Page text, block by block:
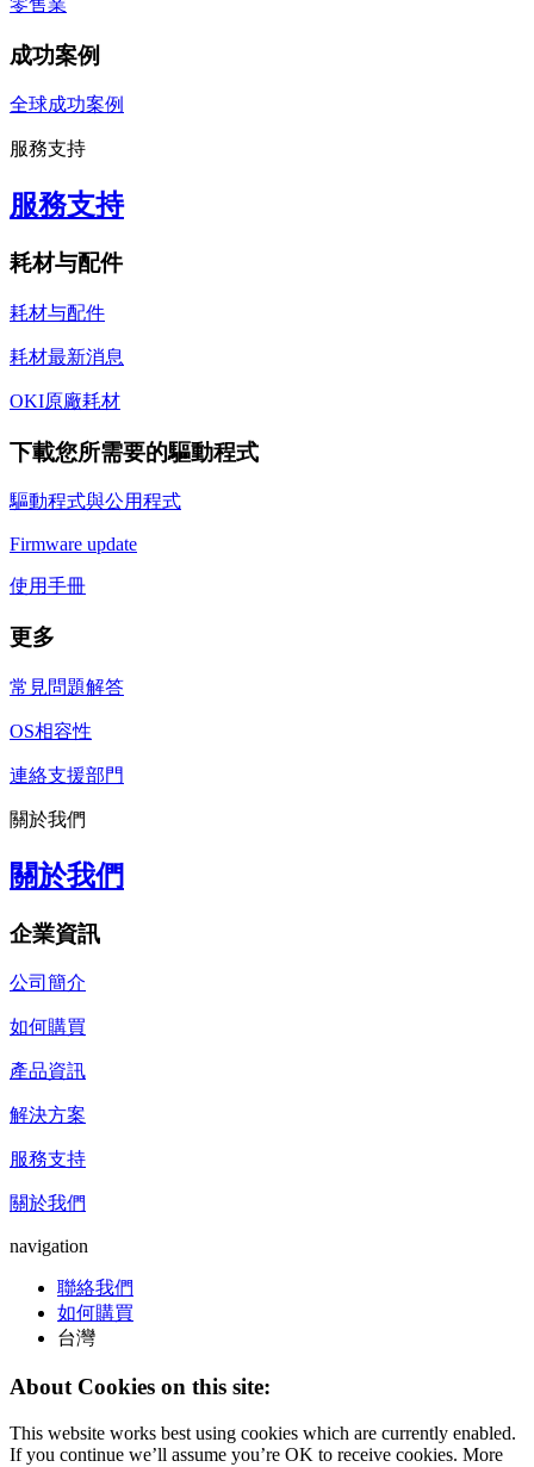
零售業
成功案例
全球成功案例
服務支持
服務支持
耗材与配件
耗材与配件
耗材最新消息
OKI原廠耗材
下載您所需要的驅動程式
驅動程式與公用程式
Firmware update
使用手冊
更多
常見問題解答
OS相容性
連絡支援部門
關於我們
關於我們
企業資訊
公司簡介
如何購買
產品資訊
解決方案
服務支持
關於我們
navigation
聯絡我們
如何購買
台灣
About Cookies on this site:
This website works best using cookies which are currently enabled.
If you continue we’ll assume you’re OK to receive cookies. More